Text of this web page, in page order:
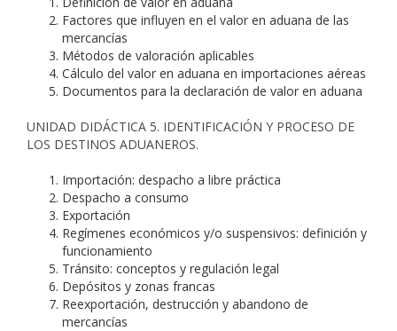
Factores que influyen en el valor en aduana de las
mercancías
Métodos de valoración aplicables
Cálculo del valor en aduana en importaciones aéreas
Documentos para la declaración de valor en aduana
UNIDAD DIDÁCTICA 5. IDENTIFICACIÓN Y PROCESO DE
LOS DESTINOS ADUANEROS.
Importación: despacho a libre práctica
Despacho a consumo
Exportación
Regímenes económicos y/o suspensivos: definición y
funcionamiento
Tránsito: conceptos y regulación legal
Depósitos y zonas francas
Reexportación, destrucción y abandono de
mercancías